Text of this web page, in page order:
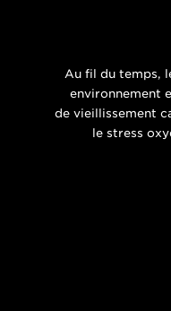
Au fil du temps,
environnement
de vieillissement
le stress